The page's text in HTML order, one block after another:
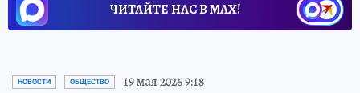
ЧИТАЙТЕ НАС В МАХ!
НОВОСТИ ОБЩЕСТВО 19 мая 2026 9:18